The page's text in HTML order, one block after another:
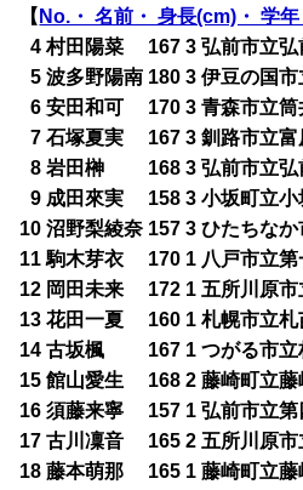
【 No.・ 名前・ 身長(cm)・ 学
04 村田陽菜 167 3 弘前市立弘
05 波多野陽南 180 3 伊豆の国市
06 安田和可 170 3 青森市立筒
07 石塚夏実 167 3 釧路市立富
08 岩田榊 168 3 弘前市立弘
09 成田來実 158 3 小坂町立小
10 沼野梨綾奈 157 3 ひたちな
11 駒木芽衣 170 1 八戸市立第
12 岡田未来 172 1 五所川原市
13 花田一夏 160 1 札幌市立札
14 古坂楓 167 1 つがる市立
15 館山愛生 168 2 藤崎町立藤
16 須藤来寧 157 1 弘前市立第
17 古川凜音 165 2 五所川原市
18 藤本萌那 165 1 藤崎町立藤